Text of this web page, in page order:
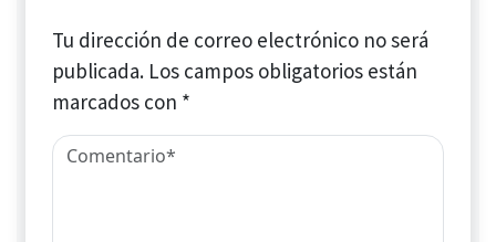
Tu dirección de correo electrónico no será
publicada. Los campos obligatorios están
marcados con *